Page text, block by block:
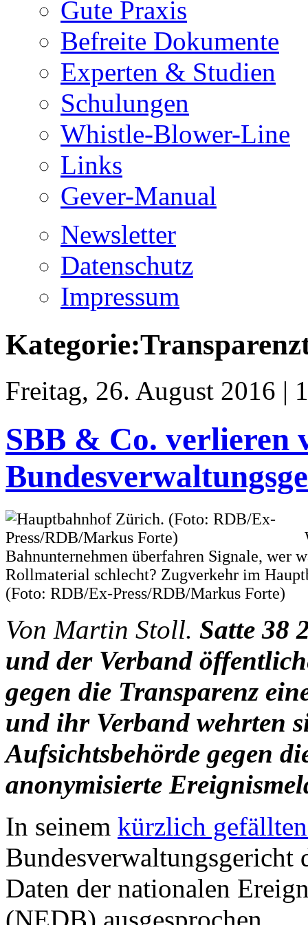
Gute Praxis
Befreite Dokumente
Experten & Studien
Schulungen
Whistle-Blower-Line
Links
Gever-Manual
Newsletter
Datenschutz
Impressum
Freitag, 26. August 2016 |
SBB & Co. verlieren
Bahnunternehmen überfahren Signale, wer
Rollmaterial schlecht? Zugverkehr im
(Foto: RDB/Ex-Press/RDB/Markus Forte)
Von Martin Stoll. Satte 38
und der Verband
gegen die Transparenz
und ihr Verband wehrten
Aufsichtsbehörde gegen
anonymisierte
In seinem kürzlich
Bundesverwaltungsgericht
Daten der nationalen
(NEDB) ausgesprochen.